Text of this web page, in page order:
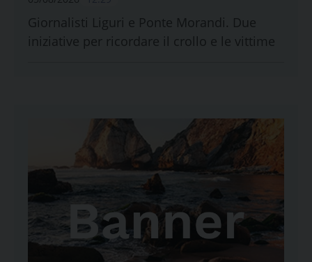
Giornalisti Liguri e Ponte Morandi. Due
iniziative per ricordare il crollo e le vittime